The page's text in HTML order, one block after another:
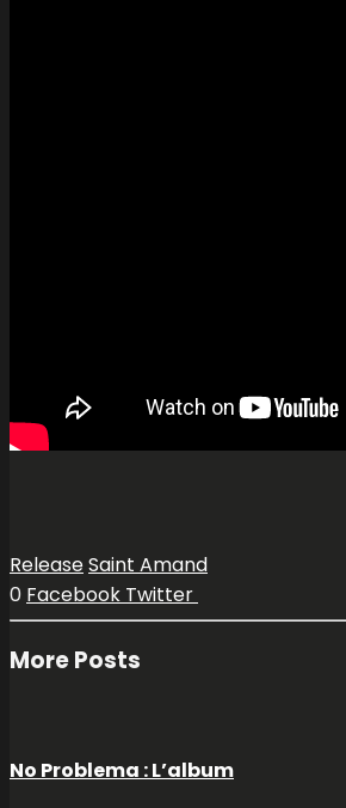
ReleaseSaint Amand
0 Facebook Twitter
More Posts
No Problema : L’album